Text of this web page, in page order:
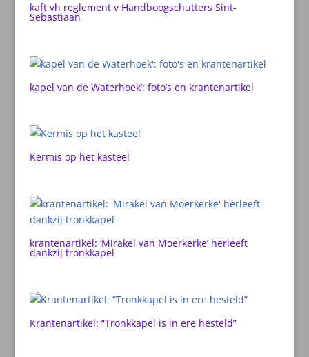
kaft vh reglement v Handboogschutters Sint-
Sebastiaan
kapel van de Waterhoek’: foto’s en krantenartikel
Kermis op het kasteel
krantenartikel: ‘Mirakel van Moerkerke’ herleeft
dankzij tronkkapel
Krantenartikel: “Tronkkapel is in ere hesteld”